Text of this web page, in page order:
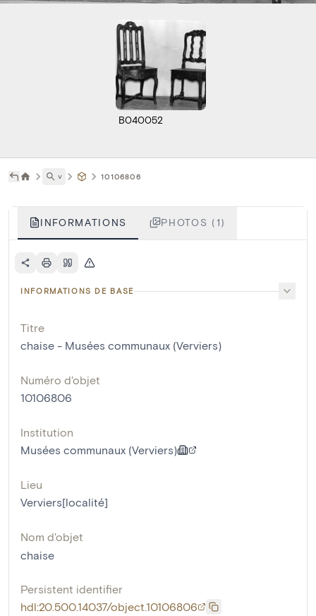
B040052
˅ 10106806
INFORMATIONS PHOTOS (1)
INFORMATIONS DE BASE
Titre
chaise - Musées communaux (Verviers)
Numéro d'objet
10106806
Institution
Musées communaux (Verviers)
Lieu
Verviers[localité]
Nom d'objet
chaise
Persistent identifier
hdl:20.500.14037/object.10106806